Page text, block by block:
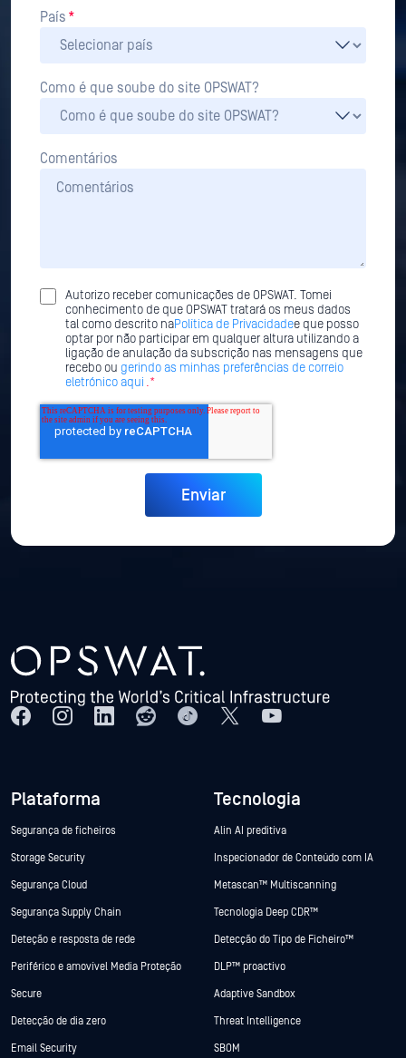
País *
Como é que soube do site OPSWAT?
Comentários
Autorizo receber comunicações de OPSWAT. Tomei
conhecimento de que OPSWAT tratará os meus dados
tal como descrito naPolítica de Privacidadee que posso
optar por não participar em qualquer altura utilizando a
ligação de anulação da subscrição nas mensagens que
recebo ou gerindo as minhas preferências de correio
eletrónico aqui .*
Plataforma
Segurança de ficheiros
Storage Security
Segurança Cloud
Segurança Supply Chain
Deteção e resposta de rede
Periférico e amovível Media Proteção
Secure
Detecção de dia zero
Email Security
Tecnologia
Alin AI preditiva
Inspecionador de Conteúdo com IA
Metascan™ Multiscanning
Tecnologia Deep CDR™
Detecção do Tipo de Ficheiro™
DLP™ proactivo
Adaptive Sandbox
Threat Intelligence
SBOM